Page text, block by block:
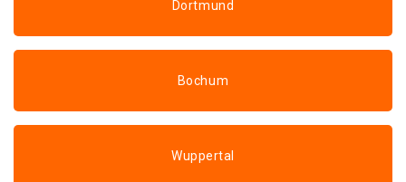
Dortmund
Bochum
Wuppertal